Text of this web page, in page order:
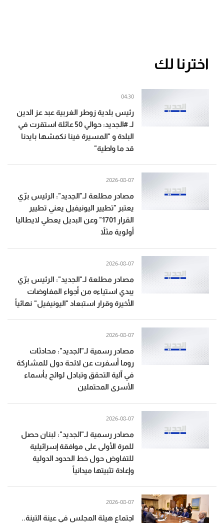
اخترنا لك
رئيس بلدية زوطر الغربية عبد عز الدين
لـ #الجديد: حوالي 50 عائلة استقرت في
البلدة و "المسيرة فينا نكمشها بايدنا
قد ما واطية"
04:30
مصادر مطلعة لـ"الجديد": الرئيس برّي
يعتبر "تطيير اليونيفيل يعني تطيير
القرار 1701" وعن البديل يعطي لايطاليا
أولوية مثلاً
2026-08-07
مصادر مطلعة لـ"الجديد": الرئيس برّي
يبدي استياءه من أجواء المفاوضات
الأخيرة وقرار استبعاد "اليونيفيل" نهائياً
2026-08-07
مصادر رسمية لـ"الجديد": محادثات
روما أسفرت عن لائحة دول للمشاركة
في آلية التحقق وتبادل لوائح بأسماء
الأسرى المحتملين
2026-08-07
مصادر رسمية لـ"الجديد": لبنان حصل
للمرة الأولى على موافقة إسرائيلية
للتفاوض حول خط الحدود الدولية
وإعادة تثبيتها ميدانياً
2026-08-07
اجتماع هيئة المجلس في عينة التينة..
2026-08-07